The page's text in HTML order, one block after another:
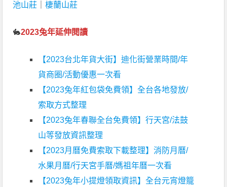
池山莊 ｜棲蘭山莊
🐇2023兔年延伸閱讀
【2023台北年貨大街】迪化街營業時間/年
貨商圈/活動優惠一次看
【2023兔年紅包袋免費領】全台各地發放/
索取方式整理
【2023兔年春聯全台免費領】行天宮/法鼓
山等發放資訊整理
【2023月曆免費索取下載整理】消防月曆/
水果月曆/行天宮手曆/媽祖年曆一次看
【2023兔年小提燈領取資訊】全台元宵燈籠